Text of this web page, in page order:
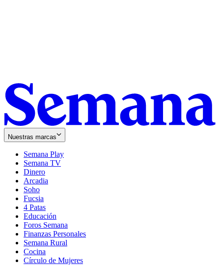
Nuestras marcas
Semana Play
Semana TV
Dinero
Arcadia
Soho
in
new
window
Fucsia
in
new
window
4 Patas
Educación
Foros Semana
Finanzas Personales
Semana Rural
Cocina
Círculo de Mujeres